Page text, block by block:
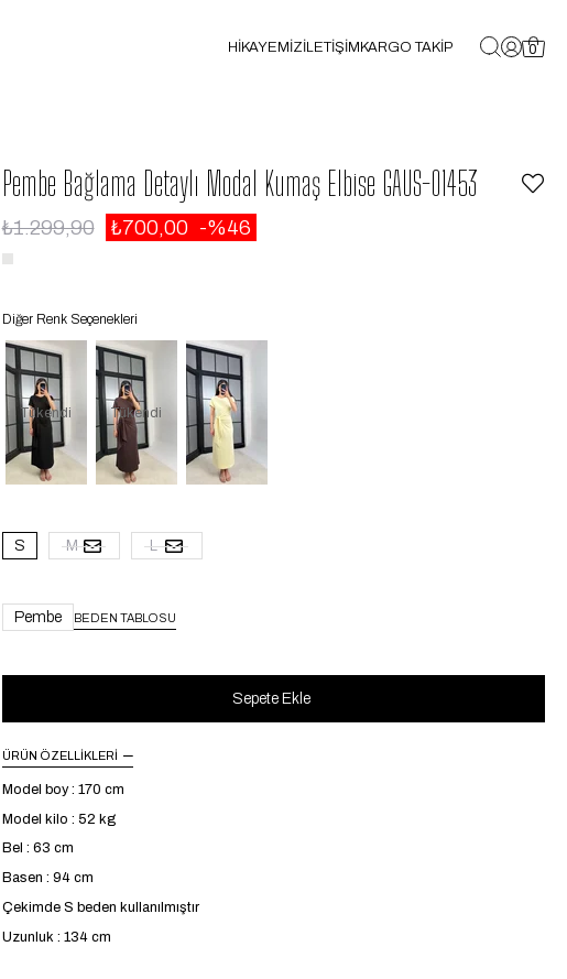
HİKAYEMİZİLETİŞİMKARGO TAKİP 0
Pembe Bağlama Detaylı Modal Kumaş Elbise GAUS-01453
₺1.299,90 ₺700,00 46
Diğer Renk Seçenekleri
Tükendi Tükendi
S M L
Pembe BEDEN TABLOSU
ÜRÜN ÖZELLIKLERI
Model boy : 170 cm
Model kilo : 52 kg
Bel : 63 cm
Basen : 94 cm
Çekimde S beden kullanılmıştır
Uzunluk : 134 cm